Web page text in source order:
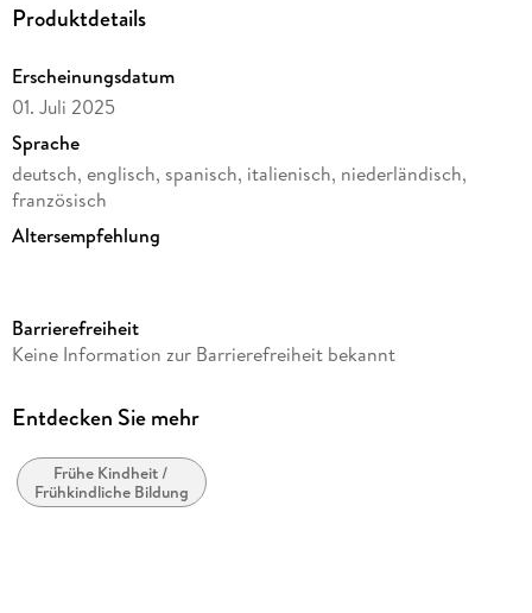
Produktdetails
Erscheinungsdatum
01. Juli 2025
Sprache
deutsch, englisch, spanisch, italienisch, niederländisch,
französisch
Altersempfehlung
3D Puzzle Iconics
Verlag/Hersteller
Rätsel
Gewicht
Barrierefreiheit
Keine Information zur Barrierefreiheit bekannt
Entdecken Sie mehr
Frühe Kindheit /
Frühkindliche Bildung